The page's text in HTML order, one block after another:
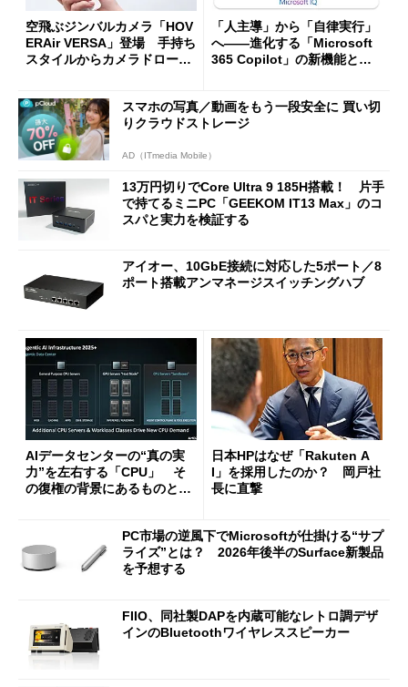
空飛ぶジンバルカメラ「HOV
ERAir VERSA」登場 手持ち
スタイルからカメラドローン
「人主導」から「自律実行」
へ――進化する「Microsoft
365 Copilot」の新機能とエ
スマホの写真／動画をもう一段安全に 買い切
りクラウドストレージ
AD（ITmedia Mobile）
13万円切りでCore Ultra 9 185H搭載！ 片手
で持てるミニPC「GEEKOM IT13 Max」のコ
スパと実力を検証する
アイオー、10GbE接続に対応した5ポート／8
ポート搭載アンマネージスイッチングハブ
AIデータセンターの“真の実
力”を左右する「CPU」 そ
の復権の背景にあるものと
日本HPはなぜ「Rakuten A
I」を採用したのか？ 岡戸社
長に直撃
PC市場の逆風下でMicrosoftが仕掛ける“サプ
ライズ”とは？ 2026年後半のSurface新製品
を予想する
FIIO、同社製DAPを内蔵可能なレトロ調デザ
インのBluetoothワイヤレススピーカー